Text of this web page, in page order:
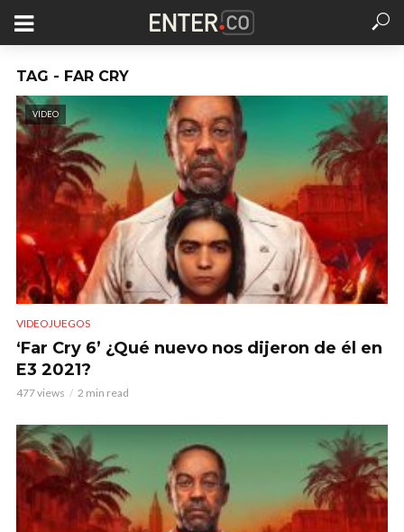
TAG - FAR CRY
VIDEO
VIDEOJUEGOS
‘Far Cry 6’ ¿Qué nuevo nos dijeron de él en
E3 2021?
477 views 2 min read